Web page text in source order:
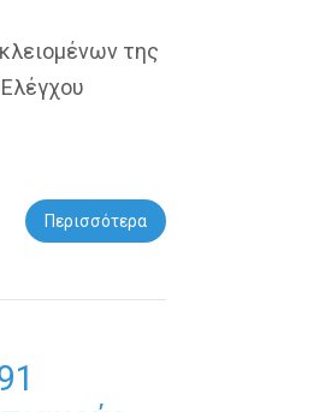
της
Περισσότερα